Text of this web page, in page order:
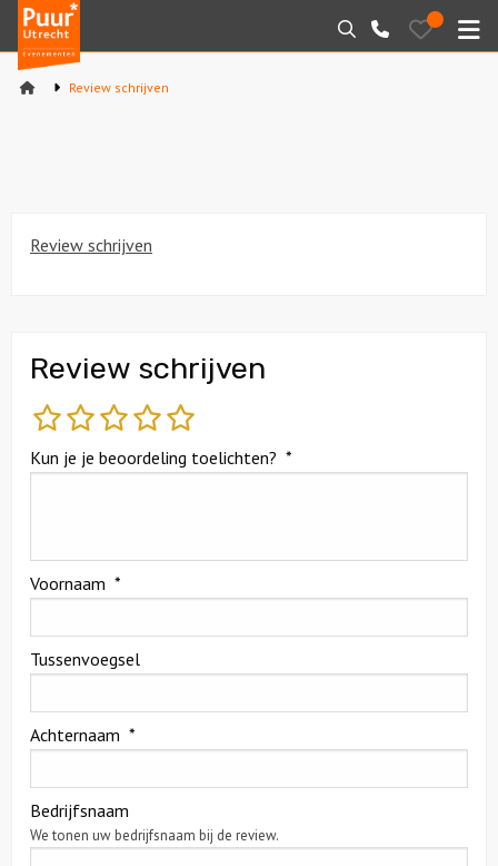
Puur*
Utrecht
bedrijfsuitjes
Zoeken
030-
2145099
Bewaarde
uitjes
Rondleidingen
Review schrijven
Review schrijven
Review schrijven
slechtmatiggemiddeld
goed
Kun je je beoordeling toelichten? *
Voornaam *
Tussenvoegsel
Achternaam *
Bedrijfsnaam
We tonen uw bedrijfsnaam bij de review.